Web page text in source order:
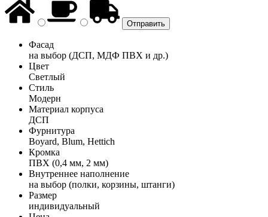
Фасад
на выбор (ДСП, МДФ ПВХ и др.)
Цвет
Светлый
Стиль
Модерн
Материал корпуса
ДСП
Фурнитура
Boyard, Blum, Hettich
Кромка
ПВХ (0,4 мм, 2 мм)
Внутреннее наполнение
на выбор (полки, корзины, штанги)
Размер
индивидуальный